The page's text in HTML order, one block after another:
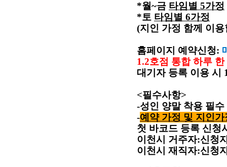
*월~금 타임별 5가정
*토 타임별 6가정
(지인 가정 함께 이
홈페이지 예약신청:
1.2호점 통합 하루 한
대기자 등록 이용 시
<필수사항>
-성인 양말 착용 필수
-예약 가정 및 지인
첫 바코드 등록 신청
이천시 거주자:신청
이천시 재직자:신청